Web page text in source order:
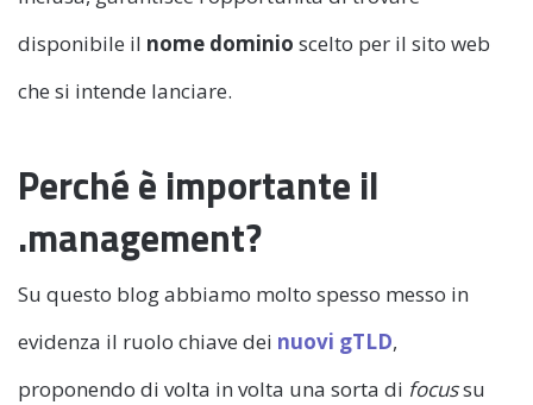
disponibile il nome dominio scelto per il sito web
che si intende lanciare.
Perché è importante il
.management?
Su questo blog abbiamo molto spesso messo in
evidenza il ruolo chiave dei nuovi gTLD,
proponendo di volta in volta una sorta di focussu